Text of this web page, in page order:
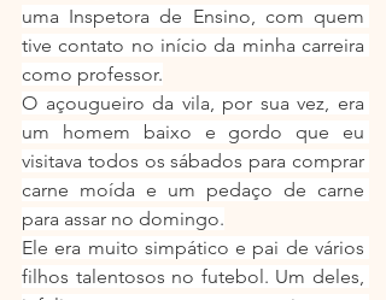
uma Inspetora de Ensino, com quem
tive contato no início da minha carreira
como professor.
O açougueiro da vila, por sua vez, era
um homem baixo e gordo que eu
visitava todos os sábados para comprar
carne moída e um pedaço de carne
para assar no domingo.
Ele era muito simpático e pai de vários
filhos talentosos no futebol. Um deles,